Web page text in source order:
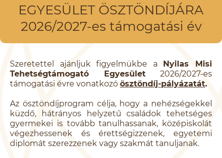
EGYESÜLET ÖSZTÖNDÍJÁRA
2026/2027-es támogatási év
Szeretettel ajánljuk figyelmükbe a Nyilas Misi
Tehetségtámogató Egyesület2026/2027-es
támogatási évre vonatkozó ösztöndíj-pályázatát.
Az ösztöndíjprogram célja, hogy a nehézségekkel
küzdő, hátrányos helyzetű családok tehetséges
gyermekei is tovább tanulhassanak, középiskolát
végezhessenek és érettségizzenek, egyetemi
diplomát szerezzenek vagy szakmát tanuljanak.